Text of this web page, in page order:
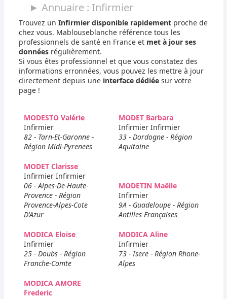
► Annuaire : Infirmier
Trouvez unInfirmier disponible rapidement proche de
chez vous. Mablouseblanche référence tous les
professionnels de santé en France et met à jour ses
données régulièrement.
Si vous êtes professionnel et que vous constatez des
informations erronnées, vous pouvez les mettre à jour
directement depuis une interface dédiée sur votre
page !
MODESTO Valérie
Infirmier
82 - Tarn-Et-Garonne -
Région Midi-Pyrenees
MODET Barbara
Infirmier Infirmier
33 - Dordogne - Région
Aquitaine
MODET Clarisse
Infirmier Infirmier
06 - Alpes-De-Haute-
Provence - Région
Provence-Alpes-Cote
D'Azur
MODETIN Maëlle
Infirmier
9A - Guadeloupe - Région
Antilles Françaises
MODICA Eloise
Infirmier
25 - Doubs - Région
Franche-Comte
MODICA Aline
Infirmier
73 - Isere - Région Rhone-
Alpes
MODICA AMORE
Frederic